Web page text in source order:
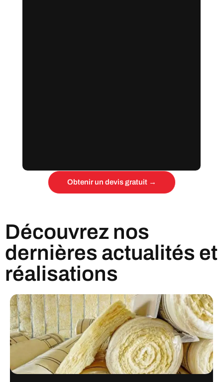
Obtenir un devis gratuit →
Découvrez nos
dernières actualités et
réalisations